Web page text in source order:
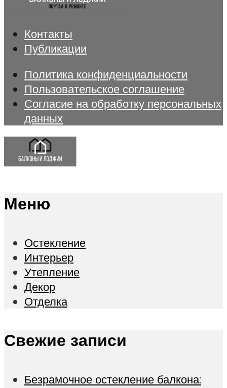
Контакты
Публикации
Политика конфиденциальности
Пользовательское соглашение
Согласие на обработку персональных
данных
Меню
Остекление
Интерьер
Утепление
Декор
Отделка
Свежие записи
Безрамочное остекление балкона: